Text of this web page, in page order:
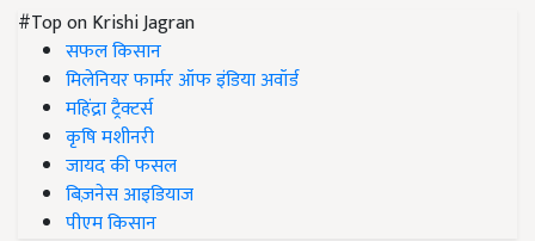
#Top on Krishi Jagran
सफल किसान
मिलेनियर फार्मर ऑफ इंडिया अवॉर्ड
महिंद्रा ट्रैक्टर्स
कृषि मशीनरी
जायद की फसल
बिज़नेस आइडियाज
पीएम किसान